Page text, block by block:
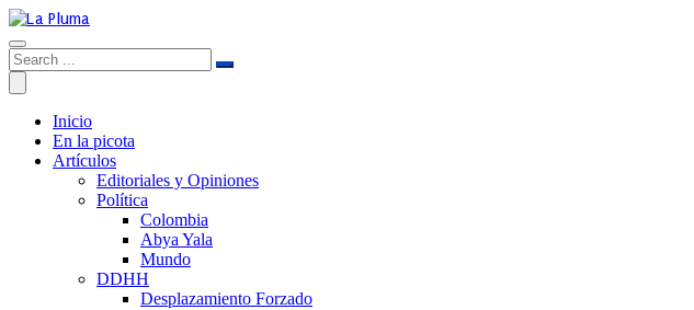
Inicio
En la picota
Artículos
Editoriales y Opiniones
Política
Colombia
Abya Yala
Mundo
DDHH
Desplazamiento Forzado